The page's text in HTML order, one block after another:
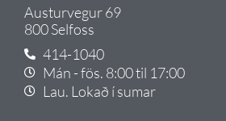
Austurvegur 69
800 Selfoss
414-1040
Mán - fös. 8:00 til 17:00
Lau. Lokað í sumar